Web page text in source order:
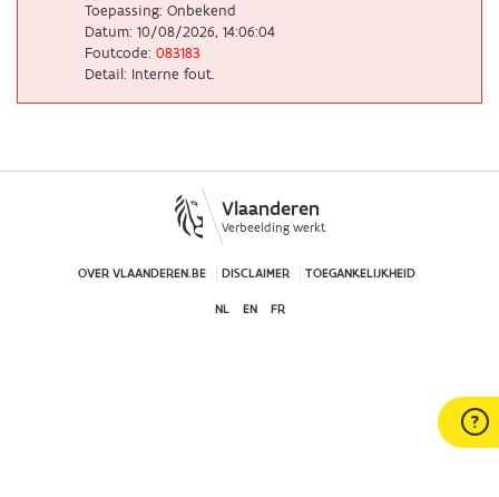
Toepassing: Onbekend
Datum: 10/08/2026, 14:06:04
Foutcode: 083183
Detail: Interne fout.
Vlaanderen
Verbeelding werkt
OVER VLAANDEREN.BE DISCLAIMER TOEGANKELIJKHEID
NL EN FR